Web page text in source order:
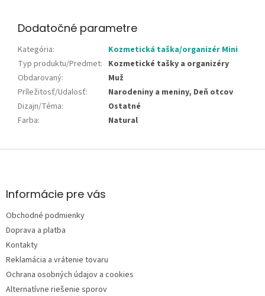
Dodatočné parametre
Kategória:
Kozmetická taška/organizér Mini
Typ produktu/Predmet: Kozmetické tašky a organizéry
Obdarovaný:
Muž
Príležitosť/Udalosť:
Narodeniny a meniny, Deň otcov
Dizajn/Téma:
Ostatné
Farba: Natural
Z
ä
e
Informácie pre vás
Obchodné podmienky
Doprava a platba
Kontakty
Reklamácia a vrátenie tovaru
Ochrana osobných údajov a cookies
Alternatívne riešenie sporov